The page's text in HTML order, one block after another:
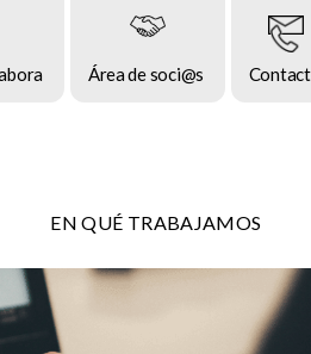
Área de soci@s
EN QUÉ TRABAJAMOS